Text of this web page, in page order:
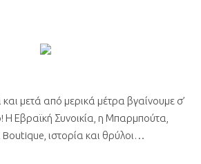
μετά από μερικά μέτρα βγαίνουμε σ’
Η Εβραϊκή Συνοικία, η Μπαρμπούτα,
Boutique, ιστορία και θρύλοι…